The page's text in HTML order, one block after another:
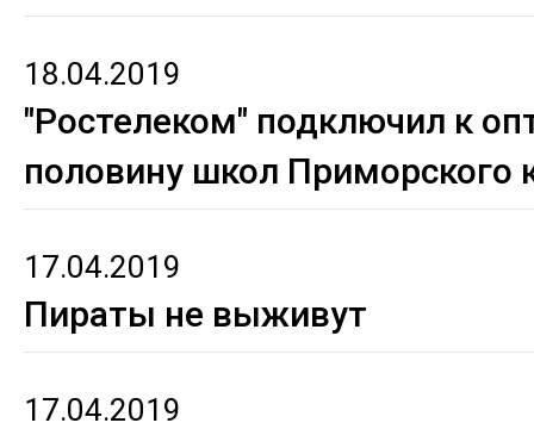
18.04.2019
"Ростелеком" подключил к
половину школ Приморского
17.04.2019
Пираты не выживут
17.04.2019